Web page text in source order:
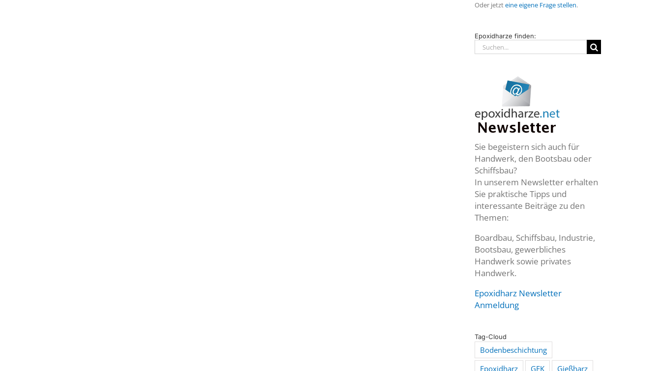
Oder jetzteine eigene Frage stellen.
Epoxidharze finden:
Suche
nach:
Sie begeistern sich auch für
Handwerk, den Bootsbau oder
Schiffsbau?
In unserem Newsletter erhalten
Sie praktische Tipps und
interessante Beiträge zu den
Themen:
Boardbau, Schiffsbau, Industrie,
Bootsbau, gewerbliches
Handwerk sowie privates
Handwerk.
Epoxidharz Newsletter
Anmeldung
Tag-Cloud
Bodenbeschichtung
Epoxidharz
GFK Gießharz